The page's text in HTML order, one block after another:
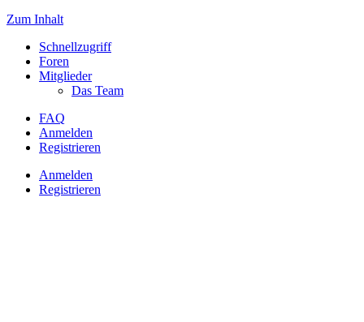
Zum Inhalt
Schnellzugriff
Foren
Mitglieder
Das Team
FAQ
Anmelden
Registrieren
Anmelden
Registrieren